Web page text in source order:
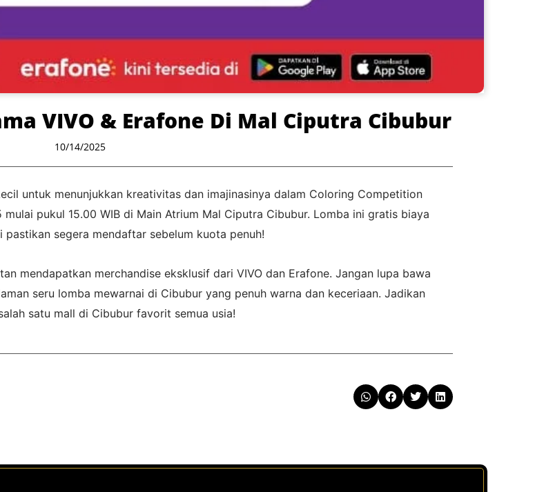
VIVO & Erafone Di Mal Ciputra Cibubur
10/14/2025
untuk menunjukkan kreativitas dan imajinasinya dalam Coloring Competition
pukul 15.00 WIB di Main Atrium Mal Ciputra Cibubur. Lomba ini gratis biaya
segera mendaftar sebelum kuota penuh!
mendapatkan merchandise eksklusif dari VIVO dan Erafone. Jangan lupa bawa
seru lomba mewarnai di Cibubur yang penuh warna dan keceriaan. Jadikan
satu mall di Cibubur favorit semua usia!